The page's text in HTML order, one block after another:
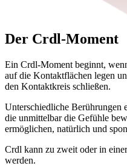
Der Crdl-Moment
Ein Crdl-Moment beginnt,
auf die Kontaktflächen legen
den Kontaktkreis schließen.
Unterschiedliche Berührungen
die unmittelbar die Gefühle
ermöglichen, natürlich und
Crdl kann zu zweit oder in
werden.